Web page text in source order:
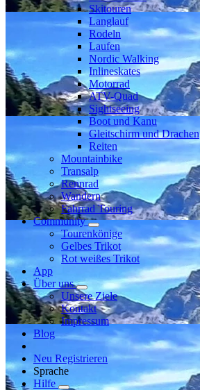
Skitouren
Langlauf
Rodeln
Laufen
Nordic Walking
Inlineskates
Motorrad
ATV-Quad
Sightseeing
Boot und Kanu
Gleitschirm und Drachen
Reiten
Mountainbike
Transalp
Rennrad
Wandern
Fahrrad Touring
Community
Tourenkönige
Gelbes Trikot
Rot weißes Trikot
App
Über uns
Unsere Ziele
Kontakt
Impressum
Blog
Neu Registrieren
Sprache
Hilfe